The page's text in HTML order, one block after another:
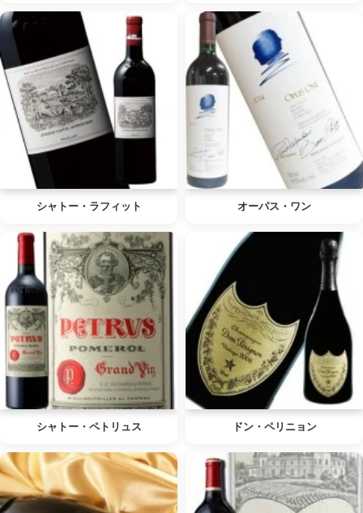
シャトー・ラフィット オーパス・ワン
シャトー・ペトリュス ドン・ペリニョン